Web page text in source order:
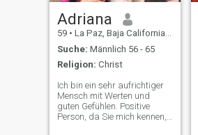
Adriana
59 • La Paz, Baja California Sur, Mexiko
Suche: Männlich 56 - 65
Religion: Christ
Ich bin ein sehr aufrichtiger
Mensch mit Werten und
guten Gefühlen. Positive
Person, da Sie mich kennen,